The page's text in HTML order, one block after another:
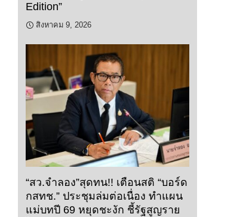
Edition”
สิงหาคม 9, 2026
“สว.จำลอง”สุดทน!! เตือนสติ “บอร์ด
กสทช.” ประชุมล่มต่อเนื่อง ทำแผน
แม่บทปี 69 หยุดชะงัก ชี้รัฐสูญราย